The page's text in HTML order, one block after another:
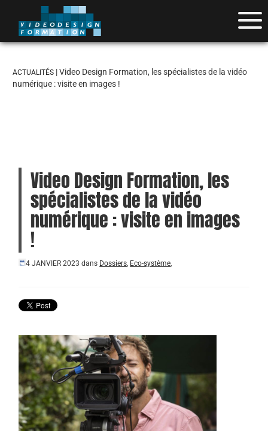
ACTUALITÉS | Video Design Formation, les spécialistes de la vidéo
numérique : visite en images !
Video Design Formation, les
spécialistes de la vidéo
numérique : visite en images
!
4 JANVIER 2023 dans Dossiers, Eco-système,